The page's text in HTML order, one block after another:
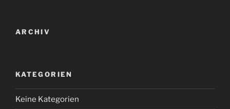
ARCHIV
KATEGORIEN
Keine Kategorien